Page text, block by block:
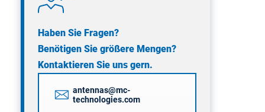
Haben Sie Fragen?
Benötigen Sie größere Mengen?
Kontaktieren Sie uns gern.
antennas@mc-
technologies.com